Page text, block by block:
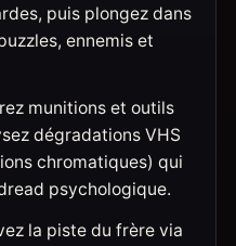
puis plongez dans
ennemis et
munitions et outils
dégradations VHS
chromatiques) qui
psychologique.
la piste du frère via